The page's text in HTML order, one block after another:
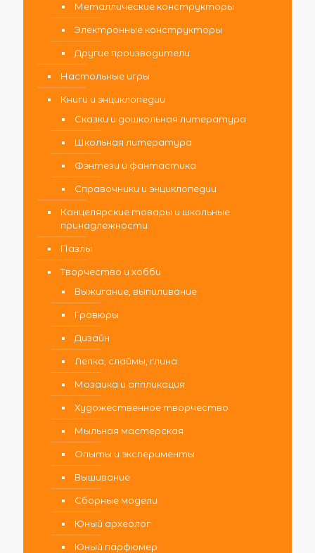
Металлические конструкторы
Электронные конструкторы
Другие производители
Настольные игры
Книги и энциклопедии
Сказки и дошкольная литература
Школьная литература
Фэнтези и фантастика
Справочники и энциклопедии
Канцелярские товары и школьные
принадлежности
Пазлы
Творчество и хобби
Выжигание, выпиливание
Гравюры
Дизайн
Лепка, слаймы, глина
Мозаика и аппликация
Художественное творчество
Мыльная мастерская
Опыты и эксперименты
Вышивание
Сборные модели
Юный археолог
Юный парфюмер